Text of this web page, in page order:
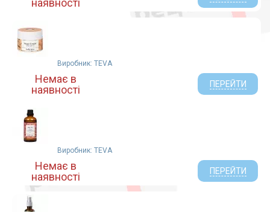
наявності
Виробник: TEVA
Немає в
наявності
ПЕРЕЙТИ
Виробник: TEVA
Немає в
наявності
ПЕРЕЙТИ